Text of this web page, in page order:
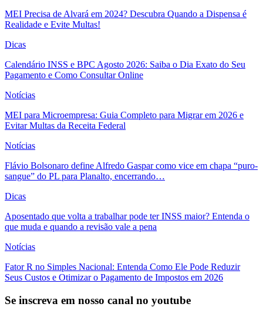
MEI Precisa de Alvará em 2024? Descubra Quando a Dispensa é
Realidade e Evite Multas!
Dicas
Calendário INSS e BPC Agosto 2026: Saiba o Dia Exato do Seu
Pagamento e Como Consultar Online
Notícias
MEI para Microempresa: Guia Completo para Migrar em 2026 e
Evitar Multas da Receita Federal
Notícias
Flávio Bolsonaro define Alfredo Gaspar como vice em chapa “puro-
sangue” do PL para Planalto, encerrando…
Dicas
Aposentado que volta a trabalhar pode ter INSS maior? Entenda o
que muda e quando a revisão vale a pena
Notícias
Fator R no Simples Nacional: Entenda Como Ele Pode Reduzir
Seus Custos e Otimizar o Pagamento de Impostos em 2026
Se inscreva em nosso canal no youtube